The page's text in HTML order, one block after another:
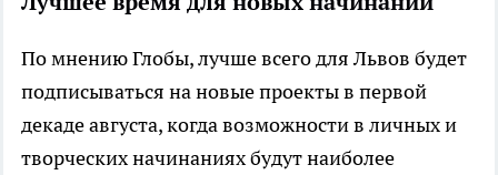
По мнению Глобы, лучше всего для Львов будет
подписываться на новые проекты в первой
декаде августа, когда возможности в личных и
творческих начинаниях будут наиболее